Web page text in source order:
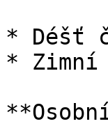
* Déšť
* Zimní